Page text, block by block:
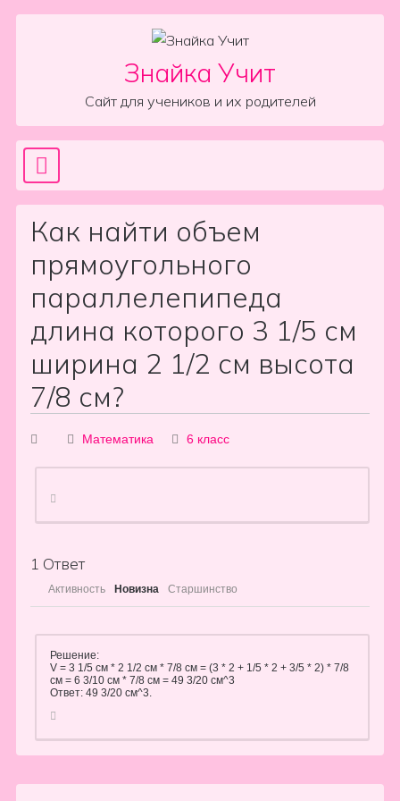
Знайка Учит
Сайт для учеников и их родителей
Main Navigation
Как найти объем
прямоугольного
параллелепипеда
длина которого 3 1/5 см
ширина 2 1/2 см высота
7/8 см?
Математика 6 класс
1 Ответ
Активность Новизна Старшинство
Решение:
V = 3 1/5 см * 2 1/2 см * 7/8 см = (3 * 2 + 1/5 * 2 + 3/5 * 2) * 7/8
см = 6 3/10 см * 7/8 см = 49 3/20 см^3
Ответ: 49 3/20 см^3.